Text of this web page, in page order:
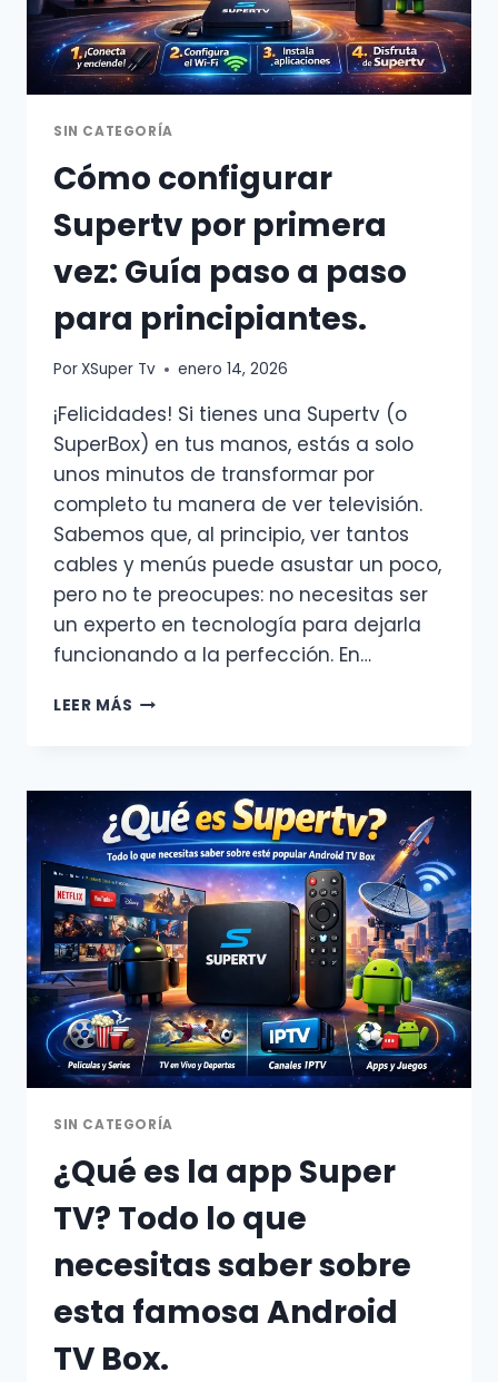
SIN CATEGORÍA
Cómo configurar
Supertv por primera
vez: Guía paso a paso
para principiantes.
PorXSuper Tv enero 14, 2026
¡Felicidades! Si tienes una Supertv (o
SuperBox) en tus manos, estás a solo
unos minutos de transformar por
completo tu manera de ver televisión.
Sabemos que, al principio, ver tantos
cables y menús puede asustar un poco,
pero no te preocupes: no necesitas ser
un experto en tecnología para dejarla
funcionando a la perfección. En…
LEER MÁS CÓMO
PRIMERA
VEZ:
GUÍA
PASO
A
PASO
PARA
PRINCIPIANTES.
SIN CATEGORÍA
¿Qué es la app Super
TV? Todo lo que
necesitas saber sobre
esta famosa Android
TV Box.